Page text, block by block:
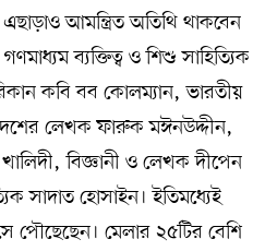
আমন্ত্রিত অতিথি থাকবেন
ব্যক্তিত্ব ও শিশু সাহিত্যিক
কবি বব কোলম্যান, ভারতীয়
লেখক ফারুক মঈনউদ্দীন,
বিজ্ঞানী ও লেখক দীপেন
সাদাত হোসাইন। ইতিমধ্যেই
পৌছেছেন। মেলার ২৫টির বেশি